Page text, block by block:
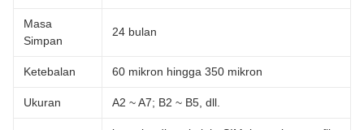
Masa
Simpan
24 bulan
Ketebalan 60 mikron hingga 350 mikron
Ukuran A2 ~ A7; B2 ~ B5, dll.